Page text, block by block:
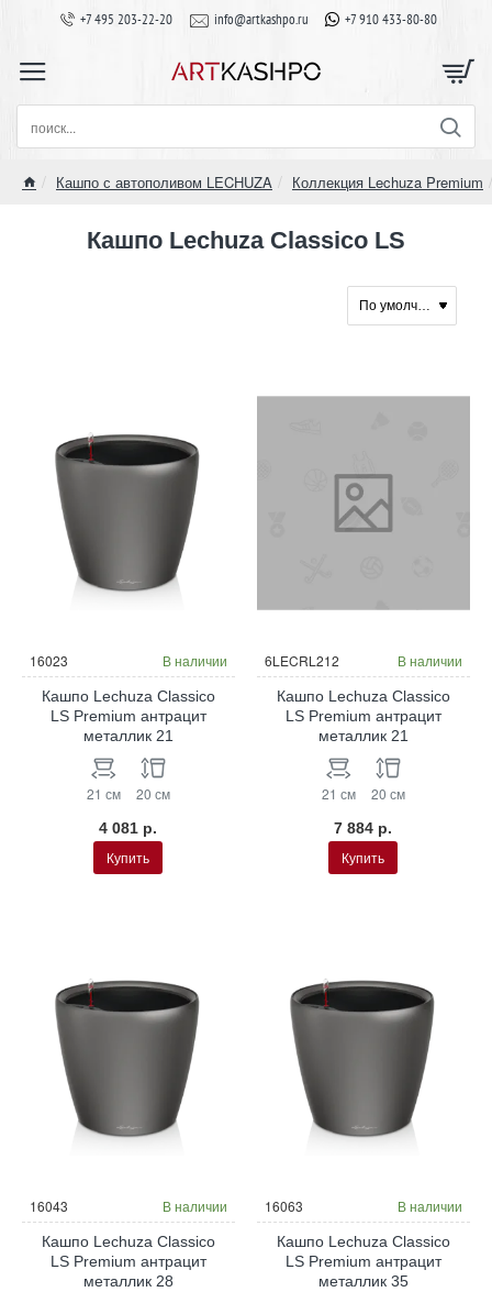
+7 495 203-22-20 info@artkashpo.ru +7 910 433-80-80
поиск...
Кашпо с автополивом LECHUZA Коллекция Lechuza Premium
Кашпо Lechuza Classico LS
16023 В наличии
Кашпо Lechuza Classico
LS Premium антрацит
металлик 21
21 см 20 см
4 081 р.
Купить
6LECRL212 В наличии
Кашпо Lechuza Classico
LS Premium антрацит
металлик 21
21 см 20 см
7 884 р.
Купить
16043 В наличии
Кашпо Lechuza Classico
LS Premium антрацит
металлик 28
16063 В наличии
Кашпо Lechuza Classico
LS Premium антрацит
металлик 35